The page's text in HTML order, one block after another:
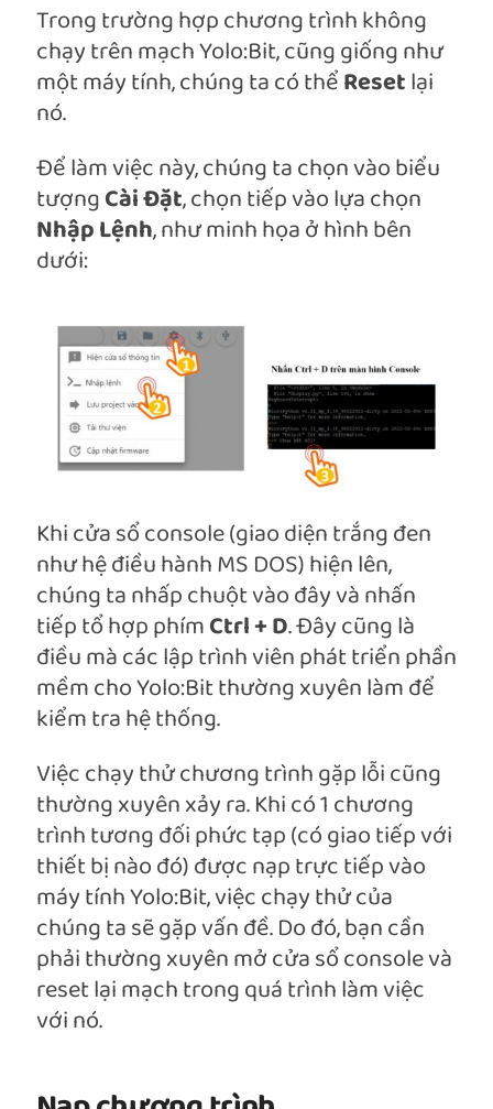
Trong trường hợp chương trình không
chạy trên mạch Yolo:Bit, cũng giống như
một máy tính, chúng ta có thểResetlại
nó.
Để làm việc này, chúng ta chọn vào biểu
tượngCài Đặt, chọn tiếp vào lựa chọn
Nhập Lệnh, như minh họa ở hình bên
dưới:
Khi cửa sổ console (giao diện trắng đen
như hệ điều hành MS DOS) hiện lên,
chúng ta nhấp chuột vào đây và nhấn
tiếp tổ hợp phímCtrl + D. Đây cũng là
điều mà các lập trình viên phát triển phần
mềm cho Yolo:Bit thường xuyên làm để
kiểm tra hệ thống.
Việc chạy thử chương trình gặp lỗi cũng
thường xuyên xảy ra. Khi có 1 chương
trình tương đối phức tạp (có giao tiếp với
thiết bị nào đó) được nạp trực tiếp vào
máy tính Yolo:Bit, việc chạy thử của
chúng ta sẽ gặp vấn đề. Do đó, bạn cần
phải thường xuyên mở cửa sổ console và
reset lại mạch trong quá trình làm việc
với nó.